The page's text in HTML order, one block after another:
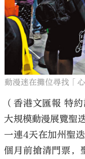
動漫迷在攤位尋找「
（香港文匯報 特
大規模動漫展覽聖
一連4天在加州聖
個月前搶清門票，